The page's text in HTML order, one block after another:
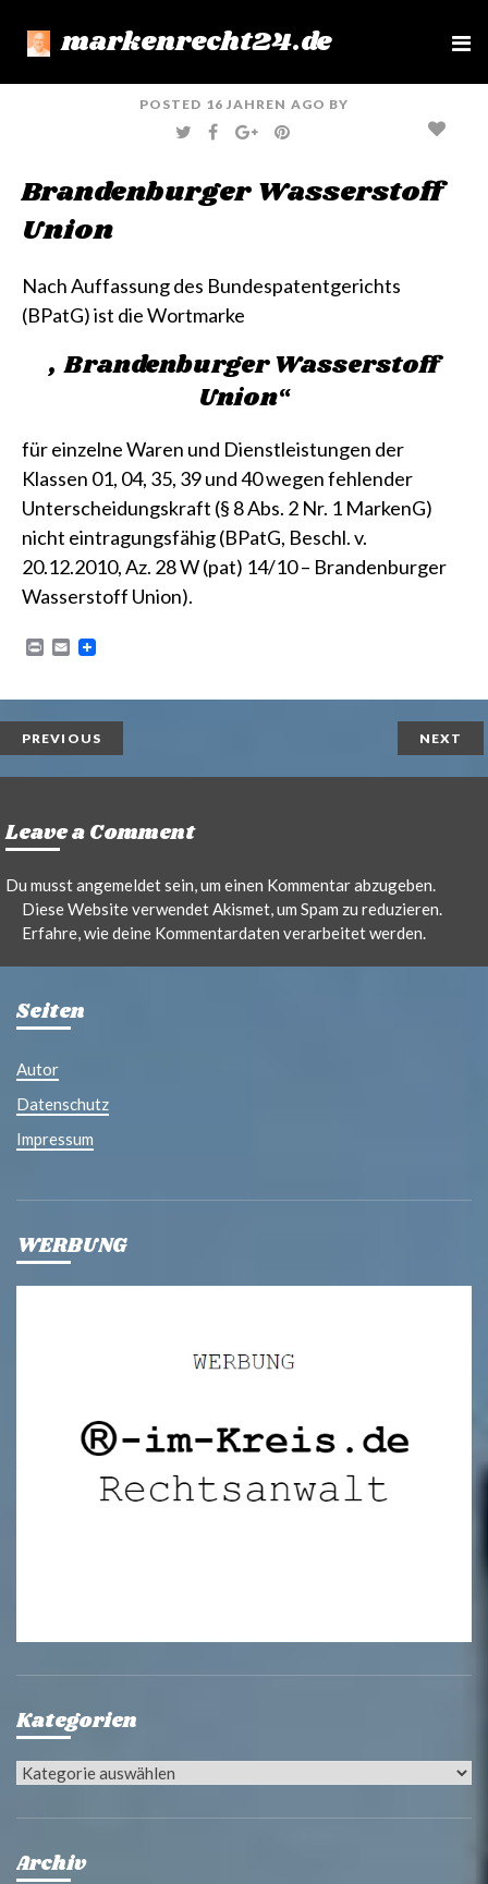
markenrecht24.de
e
POSTED 16 JAHREN AGO BY
T
W
E
F
A
B
O
O
G
O
E
P
I
E
R
Brandenburger Wasserstoff
Union
Nach Auffassung des Bundespatentgerichts
(BPatG) ist die Wortmarke
„Brandenburger Wasserstoff
Union“
für einzelne Waren und Dienstleistungen der
Klassen 01, 04, 35, 39 und 40wegen fehlender
Unterscheidungskraft (§ 8 Abs. 2 Nr. 1 MarkenG)
nicht eintragungsfähig(BPatG, Beschl. v.
20.12.2010, Az. 28 W (pat) 14/10 – Brandenburger
Wasserstoff Union).
P
n
t
E
i
l
PREVIOUS NEXT
Leave a Comment
Du musstangemeldetsein, um einen Kommentar abzugeben.
Diese Website verwendet Akismet, um Spam zu reduzieren.
Erfahre, wie deine Kommentardaten verarbeitet werden.
Seiten
Autor
Datenschutz
Impressum
WERBUNG
Kategorien
Kategorien
Archiv